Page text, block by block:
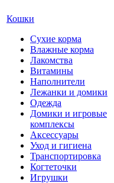
Кошки
Сухие корма
Влажные корма
Лакомства
Витамины
Наполнители
Лежанки и домики
Одежда
Домики и игровые
комплексы
Аксессуары
Уход и гигиена
Транспортировка
Когтеточки
Игрушки